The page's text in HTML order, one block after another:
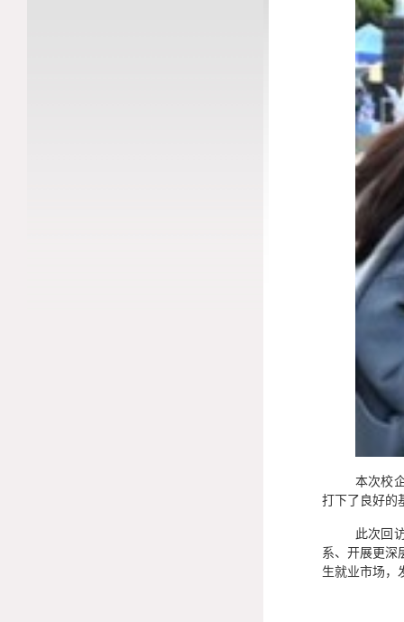
本次校
打下了良好的
此次回
系、开展更深
生就业市场，